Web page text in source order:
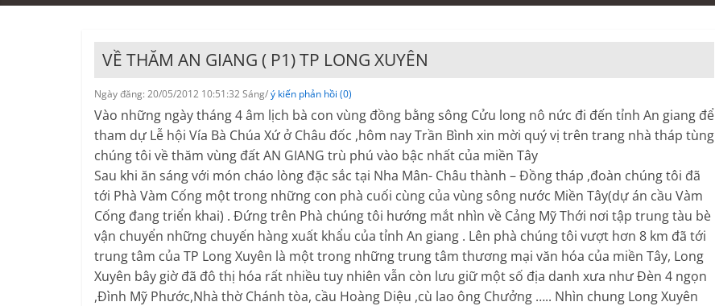
VỀ THĂM AN GIANG ( P1) TP LONG XUYÊN
Ngày đăng: 20/05/2012 10:51:32 Sáng/ý kiến phản hồi (0)
Vào những ngày tháng 4 âm lịch bà con vùng đồng bằng sông Cửu long nô nức đi đến tỉnh An giang để
tham dự Lễ hội Vía Bà Chúa Xứ ở Châu đốc ,hôm nay Trần Bình xin mời quý vị trên trang nhà tháp tùng
chúng tôi về thăm vùng đất AN GIANG trù phú vào bậc nhất của miền Tây
Sau khi ăn sáng với món cháo lòng đặc sắc tại Nha Mân- Châu thành – Đồng tháp ,đoàn chúng tôi đã
tới Phà Vàm Cống một trong những con phà cuối cùng của vùng sông nước Miền Tây(dự án cầu Vàm
Cống đang triển khai) . Đứng trên Phà chúng tôi hướng mắt nhìn về Cảng Mỹ Thới nơi tập trung tàu bè
vận chuyển những chuyến hàng xuất khẩu của tỉnh An giang . Lên phà chúng tôi vượt hơn 8 km đã tới
trung tâm của TP Long Xuyên là một trong những trung tâm thương mại văn hóa của miền Tây, Long
Xuyên bây giờ đã đô thị hóa rất nhiều tuy nhiên vẫn còn lưu giữ một số địa danh xưa như Đèn 4 ngọn
,Đình Mỹ Phước,Nhà thờ Chánh tòa, cầu Hoàng Diệu ,cù lao ông Chưởng ….. Nhìn chung Long Xuyên